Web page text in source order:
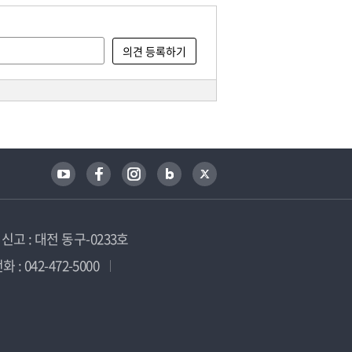
고 : 대전 동구-0233호
: 042-472-5000